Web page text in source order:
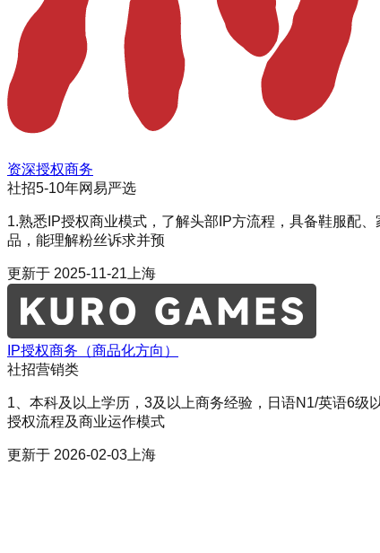
资深授权商务
社招5-10年网易严选
1.熟悉IP授权商业模式，了解头部IP方流程，具备鞋服配
品，能理解粉丝诉求并预
更新于 2025-11-21 上海
IP授权商务（商品化方向）
社招营销类
1、本科及以上学历，3及以上商务经验，日语N1/英语6
授权流程及商业运作模式
更新于 2026-02-03 上海